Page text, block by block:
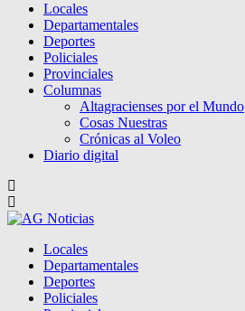
Locales
Departamentales
Deportes
Policiales
Provinciales
Columnas
Altagracienses por el Mundo
Cosas Nuestras
Crónicas al Voleo
Diario digital
Locales
Departamentales
Deportes
Policiales